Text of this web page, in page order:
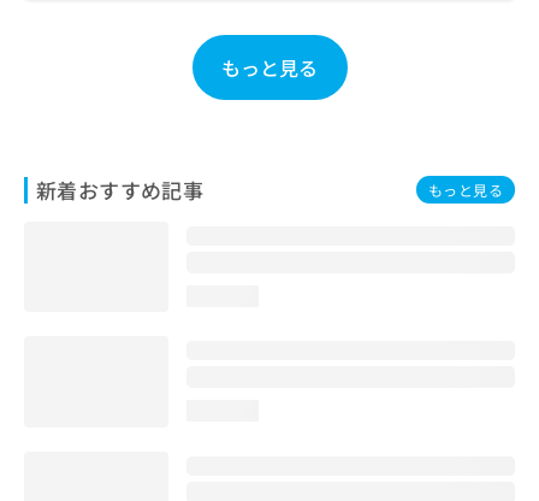
もっと見る
新着おすすめ記事 もっと見る
こ
ち